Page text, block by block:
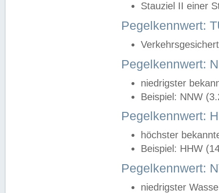
Stauziel II einer
Pegelkennwert:
Pegelkennwert:
niedrigster
Beispiel: NNW
Pegelkennwert:
höchster
Beispiel: HHW
Pegelkennwert:
niedrigster